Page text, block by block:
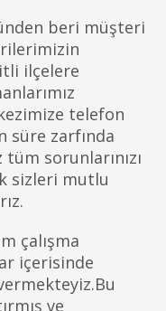
beri müşteri
ilçelere
telefon
süre zarfında
tüm sorunlarınızı
sizleri mutlu
çalışma
içerisinde
ve